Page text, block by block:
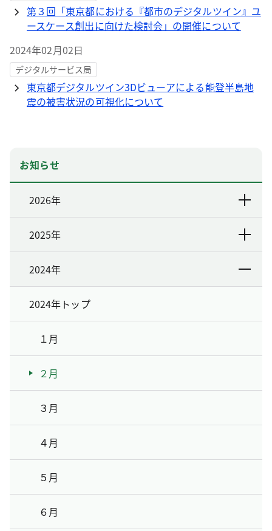
第３回「東京都における『都市のデジタルツイン』ユ
ースケース創出に向けた検討会」の開催について
2024年02月02日
デジタルサービス局
東京都デジタルツイン3Dビューアによる能登半島地
震の被害状況の可視化について
お知らせ
2026年
2025年
2024年
2024年トップ
１月
２月
３月
４月
５月
６月